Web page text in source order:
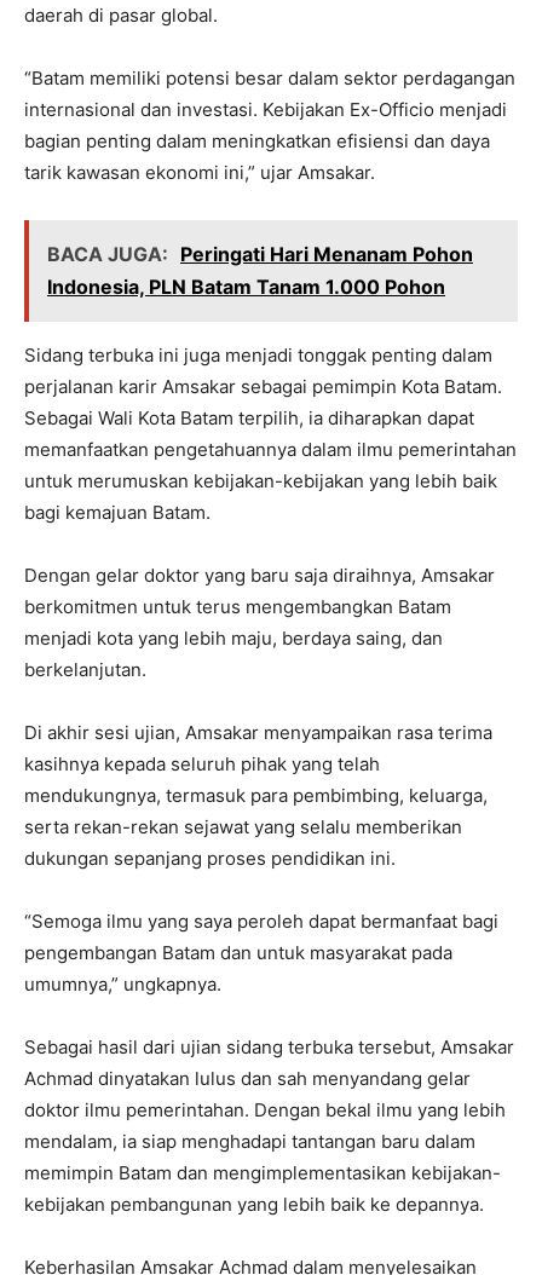
daerah di pasar global.
“Batam memiliki potensi besar dalam sektor perdagangan
internasional dan investasi. Kebijakan Ex-Officio menjadi
bagian penting dalam meningkatkan efisiensi dan daya
tarik kawasan ekonomi ini,” ujar Amsakar.
BACA JUGA: Peringati Hari Menanam Pohon
Indonesia, PLN Batam Tanam 1.000 Pohon
Sidang terbuka ini juga menjadi tonggak penting dalam
perjalanan karir Amsakar sebagai pemimpin Kota Batam.
Sebagai Wali Kota Batam terpilih, ia diharapkan dapat
memanfaatkan pengetahuannya dalam ilmu pemerintahan
untuk merumuskan kebijakan-kebijakan yang lebih baik
bagi kemajuan Batam.
Dengan gelar doktor yang baru saja diraihnya, Amsakar
berkomitmen untuk terus mengembangkan Batam
menjadi kota yang lebih maju, berdaya saing, dan
berkelanjutan.
Di akhir sesi ujian, Amsakar menyampaikan rasa terima
kasihnya kepada seluruh pihak yang telah
mendukungnya, termasuk para pembimbing, keluarga,
serta rekan-rekan sejawat yang selalu memberikan
dukungan sepanjang proses pendidikan ini.
“Semoga ilmu yang saya peroleh dapat bermanfaat bagi
pengembangan Batam dan untuk masyarakat pada
umumnya,” ungkapnya.
Sebagai hasil dari ujian sidang terbuka tersebut, Amsakar
Achmad dinyatakan lulus dan sah menyandang gelar
doktor ilmu pemerintahan. Dengan bekal ilmu yang lebih
mendalam, ia siap menghadapi tantangan baru dalam
memimpin Batam dan mengimplementasikan kebijakan-
kebijakan pembangunan yang lebih baik ke depannya.
Keberhasilan Amsakar Achmad dalam menyelesaikan